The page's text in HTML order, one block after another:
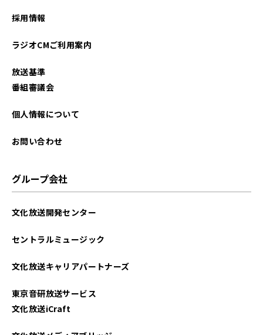
2025年09月
2025年06月
2025年01月
採用情報
ラジオCMご利用案内
放送基準
番組審議会
個人情報について
お問い合わせ
グループ会社
文化放送開発センター
セントラルミュージック
文化放送キャリアパートナーズ
東京音研放送サービス
文化放送iCraft